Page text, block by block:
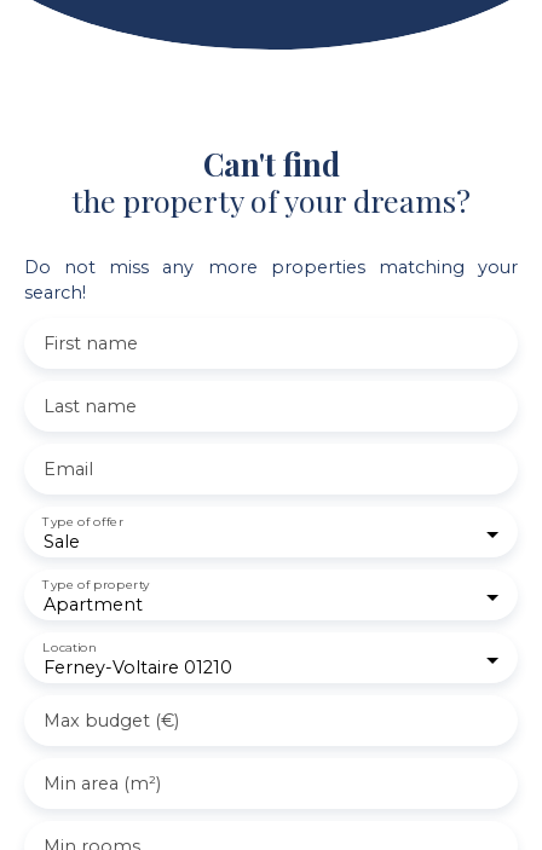
Can't find
the property of your dreams?
Do not miss any more properties matching your
search!
First name
Last name
Email
Sale
Type of offer
Apartment
Type of property
Ferney-Voltaire 01210
Location
Max budget (€)
Min area (m²)